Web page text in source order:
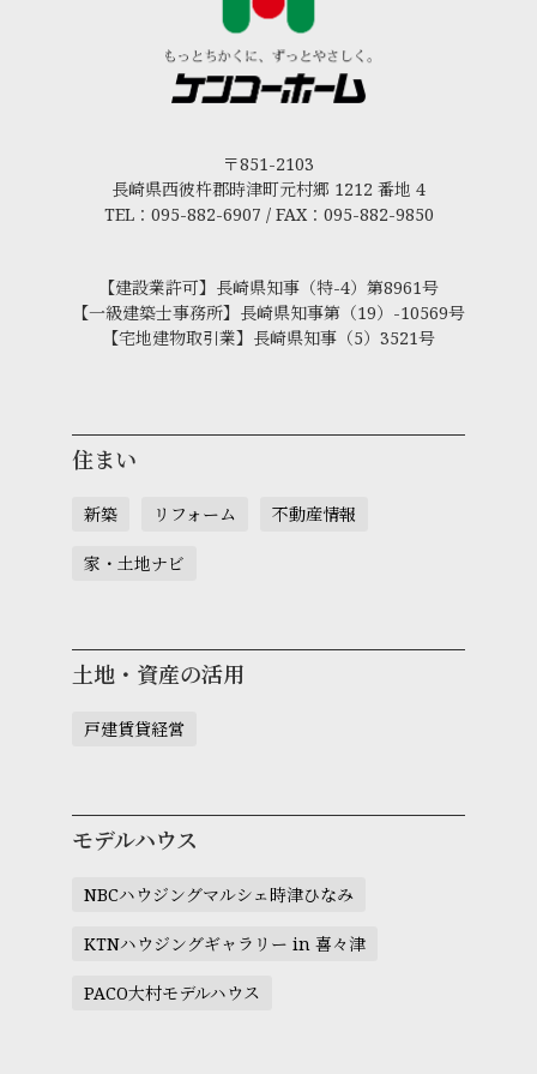
〒851-2103
長崎県西彼杵郡時津町元村郷 1212 番地 4
TEL：095-882-6907 / FAX：095-882-9850
【建設業許可】長崎県知事（特-4）第8961号
【一級建築士事務所】長崎県知事第（19）-10569号
【宅地建物取引業】長崎県知事（5）3521号
住まい
新築 リフォーム 不動産情報
家・土地ナビ
土地・資産の活用
戸建賃貸経営
モデルハウス
NBCハウジングマルシェ時津ひなみ
KTNハウジングギャラリー in 喜々津
PACO大村モデルハウス